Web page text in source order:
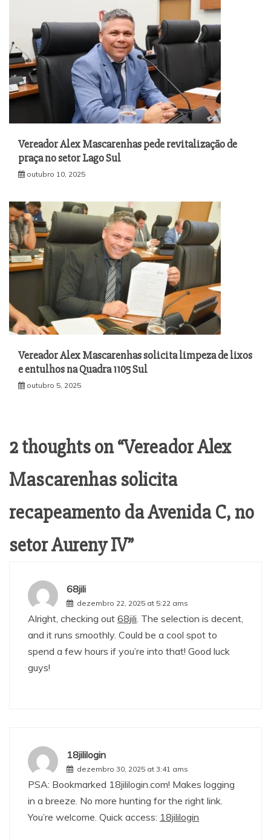
Vereador Alex Mascarenhas pede revitalização de
praça no setor Lago Sul
outubro 10, 2025
Vereador Alex Mascarenhas solicita limpeza de lixos
e entulhos na Quadra 1105 Sul
outubro 5, 2025
2 thoughts on “Vereador Alex
Mascarenhas solicita
recapeamento da Avenida C, no
setor Aureny IV”
68jili
dezembro 22, 2025 at 5:22 ams
Alright, checking out 68jili . The selection is decent,
and it runs smoothly. Could be a cool spot to
spend a few hours if you’re into that! Good luck
guys!
18jililogin
dezembro 30, 2025 at 3:41 ams
PSA: Bookmarked 18jililogin.com! Makes logging
in a breeze. No more hunting for the right link.
You’re welcome. Quick access: 18jililogin